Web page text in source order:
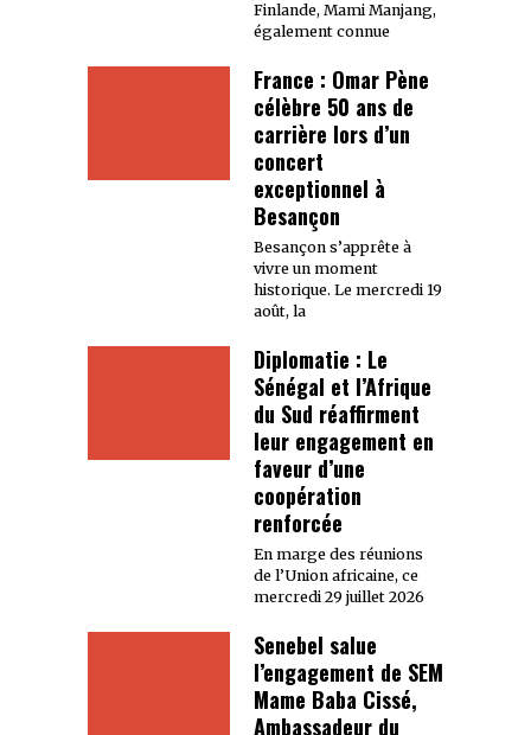
Finlande, Mami Manjang,
également connue
France : Omar Pène
célèbre 50 ans de
carrière lors d’un
concert
exceptionnel à
Besançon
Besançon s’apprête à
vivre un moment
historique. Le mercredi 19
août, la
Diplomatie : Le
Sénégal et l’Afrique
du Sud réaffirment
leur engagement en
faveur d’une
coopération
renforcée
En marge des réunions
de l’Union africaine, ce
mercredi 29 juillet 2026
Senebel salue
l’engagement de SEM
Mame Baba Cissé,
Ambassadeur du